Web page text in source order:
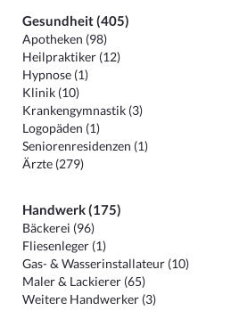
Gesundheit (405)
Apotheken (98)
Heilpraktiker (12)
Hypnose (1)
Klinik (10)
Krankengymnastik (3)
Logopäden (1)
Seniorenresidenzen (1)
Ärzte (279)
Handwerk (175)
Bäckerei (96)
Fliesenleger (1)
Gas- & Wasserinstallateur (10)
Maler & Lackierer (65)
Weitere Handwerker (3)